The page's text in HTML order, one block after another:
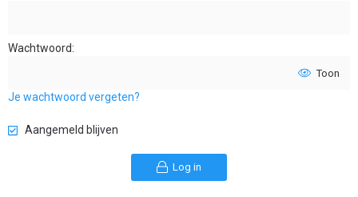
Wachtwoord
Toon
Je wachtwoord vergeten?
Aangemeld blijven
Log in